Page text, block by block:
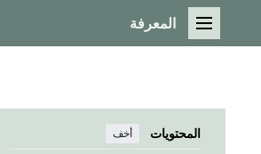
القائمة الرئيسية
المعرفة
المحتويات أخف